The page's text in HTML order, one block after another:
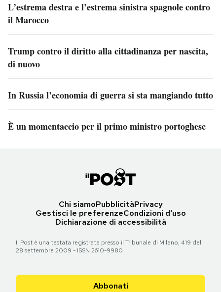
L’estrema destra e l’estrema sinistra spagnole contro
il Marocco
Trump contro il diritto alla cittadinanza per nascita,
di nuovo
In Russia l’economia di guerra si sta mangiando tutto
È un momentaccio per il primo ministro portoghese
Chi siamoPubblicitàPrivacy
Gestisci le preferenzeCondizioni d'uso
Dichiarazione di accessibilità
Il Post è una testata registrata presso il Tribunale di Milano, 419 del
28 settembre 2009 - ISSN 2610-9980
Abbonati